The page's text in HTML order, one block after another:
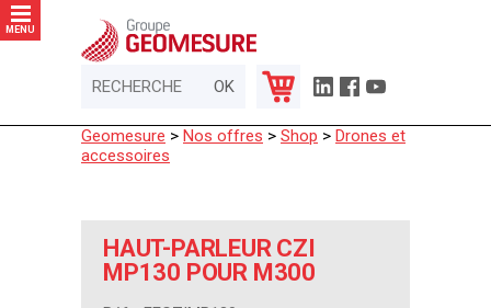
MENU
Geomesure > Nos offres > Shop > Drones et
accessoires
HAUT-PARLEUR CZI
MP130 POUR M300
Panneau de gestion des cookies